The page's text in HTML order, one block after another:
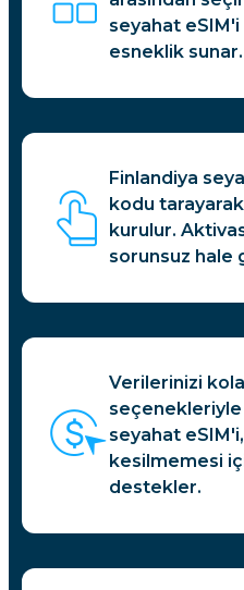
seyahat
esneklik sunar.
Finlandiya
kodu
kurulur.
sorunsuz hale
Verilerinizi
seçenekleriyle
seyahat eSIM'i,
kesilmemesi
destekler.